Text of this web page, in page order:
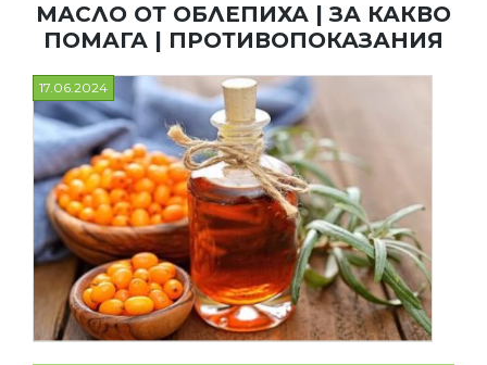
МАСЛО ОТ ОБЛЕПИХА | ЗА КАКВО
ПОМАГА | ПРОТИВОПОКАЗАНИЯ
17.06.2024